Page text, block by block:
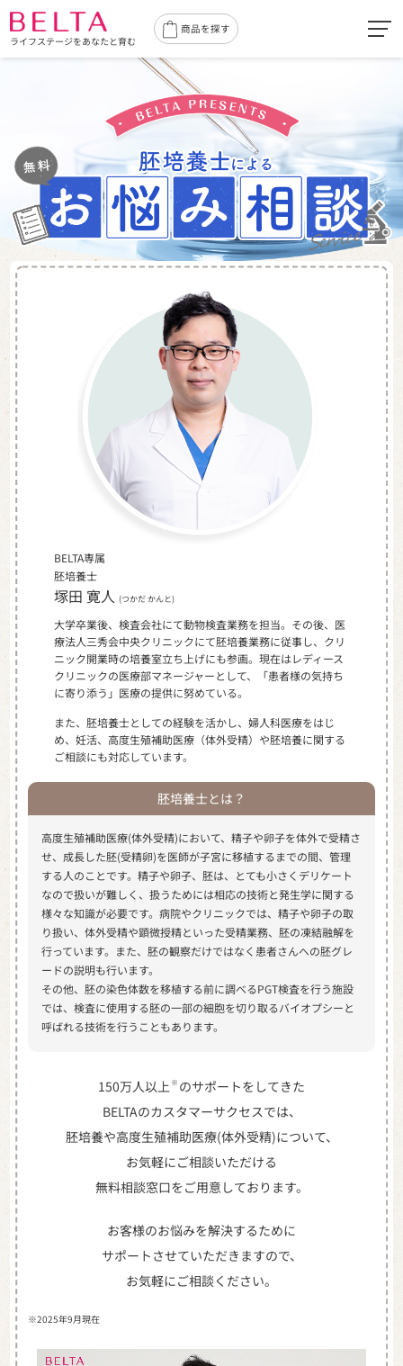
ライフステージをあなたと育む
商品を探す
BELTA専属
胚培養士
塚田 寛人 (つかだ かんと)
大学卒業後、検査会社にて動物検査業務を担当。その後、医
療法人三秀会中央クリニックにて胚培養業務に従事し、クリ
ニック開業時の培養室立ち上げにも参画。現在はレディース
クリニックの医療部マネージャーとして、「患者様の気持ち
に寄り添う」医療の提供に努めている。
また、胚培養士としての経験を活かし、婦人科医療をはじ
め、妊活、高度生殖補助医療（体外受精）や胚培養に関する
ご相談にも対応しています。
胚培養士とは？
高度生殖補助医療(体外受精)において、精子や卵子を体外で受精さ
せ、成長した胚(受精卵)を医師が子宮に移植するまでの間、管理
する人のことです。精子や卵子、胚は、とても小さくデリケート
なので扱いが難しく、扱うためには相応の技術と発生学に関する
様々な知識が必要です。病院やクリニックでは、精子や卵子の取
り扱い、体外受精や顕微授精といった受精業務、胚の凍結融解を
行っています。また、胚の観察だけではなく患者さんへの胚グレ
ードの説明も行います。
その他、胚の染⾊体数を移植する前に調べるPGT検査を行う施設
では、検査に使用する胚の一部の細胞を切り取るバイオプシーと
呼ばれる技術を行うこともあります。
150万人以上 ※ のサポートをしてきた
BELTAのカスタマーサクセスでは、
胚培養や高度生殖補助医療(体外受精)について、
お気軽にご相談いただける
無料相談窓口をご用意しております。
お客様のお悩みを解決するために
サポートさせていただきますので、
お気軽にご相談ください。
※2025年9月現在